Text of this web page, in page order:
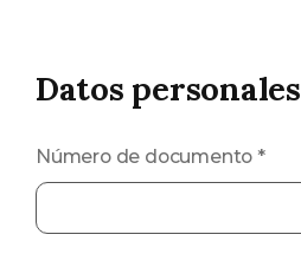
Datos personales
Número de documento *